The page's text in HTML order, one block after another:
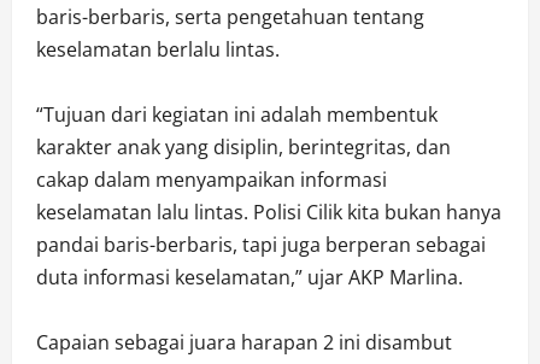
baris-berbaris, serta pengetahuan tentang
keselamatan berlalu lintas.
“Tujuan dari kegiatan ini adalah membentuk
karakter anak yang disiplin, berintegritas, dan
cakap dalam menyampaikan informasi
keselamatan lalu lintas. Polisi Cilik kita bukan hanya
pandai baris-berbaris, tapi juga berperan sebagai
duta informasi keselamatan,” ujar AKP Marlina.
Capaian sebagai juara harapan 2 ini disambut